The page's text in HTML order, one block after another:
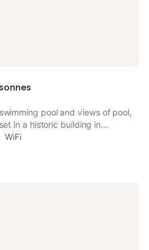
pool and views of pool,
in a historic building in
There is a private
the convenience of those who
WiFi